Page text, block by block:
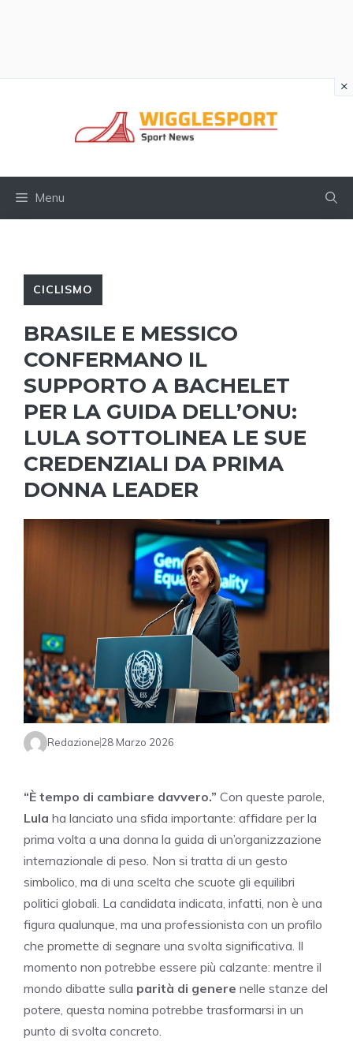
Menu
CICLISMO
BRASILE E MESSICO
CONFERMANO IL
SUPPORTO A BACHELET
PER LA GUIDA DELL’ONU:
LULA SOTTOLINEA LE SUE
CREDENZIALI DA PRIMA
DONNA LEADER
Redazione28 Marzo 2026
“È tempo di cambiare davvero.” Con queste parole,
Lula ha lanciato una sfida importante: affidare per la
prima volta a una donna la guida di un’organizzazione
internazionale di peso. Non si tratta di un gesto
simbolico, ma di una scelta che scuote gli equilibri
politici globali. La candidata indicata, infatti, non è una
figura qualunque, ma una professionista con un profilo
che promette di segnare una svolta significativa. Il
momento non potrebbe essere più calzante: mentre il
mondo dibatte sulla parità di genere nelle stanze del
potere, questa nomina potrebbe trasformarsi in un
punto di svolta concreto.
×